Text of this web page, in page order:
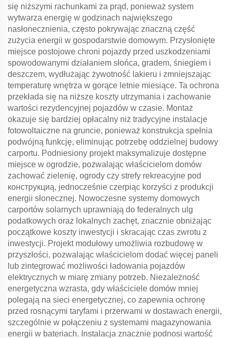
się niższymi rachunkami za prąd, ponieważ system
wytwarza energię w godzinach największego
nasłonecznienia, często pokrywając znaczną część
zużycia energii w gospodarstwie domowym. Przysłonięte
miejsce postojowe chroni pojazdy przed uszkodzeniami
spowodowanymi działaniem słońca, gradem, śniegiem i
deszczem, wydłużając żywotność lakieru i zmniejszając
temperaturę wnętrza w gorące letnie miesiące. Ta ochrona
przekłada się na niższe koszty utrzymania i zachowanie
wartości rezydencyjnej pojazdów w czasie. Montaż
okazuje się bardziej opłacalny niż tradycyjne instalacje
fotowoltaiczne na gruncie, ponieważ konstrukcja spełnia
podwójną funkcję, eliminując potrzebę oddzielnej budowy
carportu. Podniesiony projekt maksymalizuje dostępne
miejsce w ogrodzie, pozwalając właścicielom domów
zachować zielenię, ogrody czy strefy rekreacyjne pod
конструкциą, jednocześnie czerpiąc korzyści z produkcji
energii słonecznej. Nowoczesne systemy domowych
carportów solarnych uprawniają do federalnych ulg
podatkowych oraz lokalnych zachęt, znacznie obniżając
początkowe koszty inwestycji i skracając czas zwrotu z
inwestycji. Projekt modułowy umożliwia rozbudowę w
przyszłości, pozwalając właścicielom dodać więcej paneli
lub zintegrować możliwości ładowania pojazdów
elektrycznych w miarę zmiany potrzeb. Niezależność
energetyczna wzrasta, gdy właściciele domów mniej
polegają na sieci energetycznej, co zapewnia ochronę
przed rosnącymi taryfami i przerwami w dostawach energii,
szczególnie w połączeniu z systemami magazynowania
energii w bateriach. Instalacja znacznie podnosi wartość